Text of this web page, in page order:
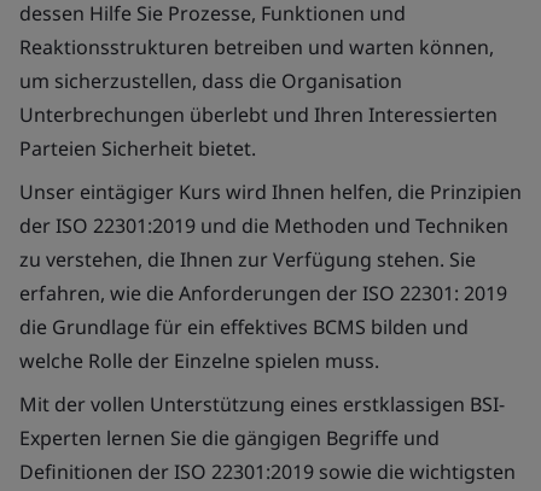
dessen Hilfe Sie Prozesse, Funktionen und
Reaktionsstrukturen betreiben und warten können,
um sicherzustellen, dass die Organisation
Unterbrechungen überlebt und Ihren Interessierten
Parteien Sicherheit bietet.
Unser eintägiger Kurs wird Ihnen helfen, die Prinzipien
der ISO 22301:2019 und die Methoden und Techniken
zu verstehen, die Ihnen zur Verfügung stehen. Sie
erfahren, wie die Anforderungen der ISO 22301: 2019
die Grundlage für ein effektives BCMS bilden und
welche Rolle der Einzelne spielen muss.
Mit der vollen Unterstützung eines erstklassigen BSI-
Experten lernen Sie die gängigen Begriffe und
Definitionen der ISO 22301:2019 sowie die wichtigsten